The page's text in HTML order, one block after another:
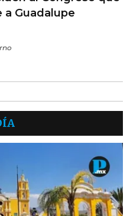
a Guadalupe